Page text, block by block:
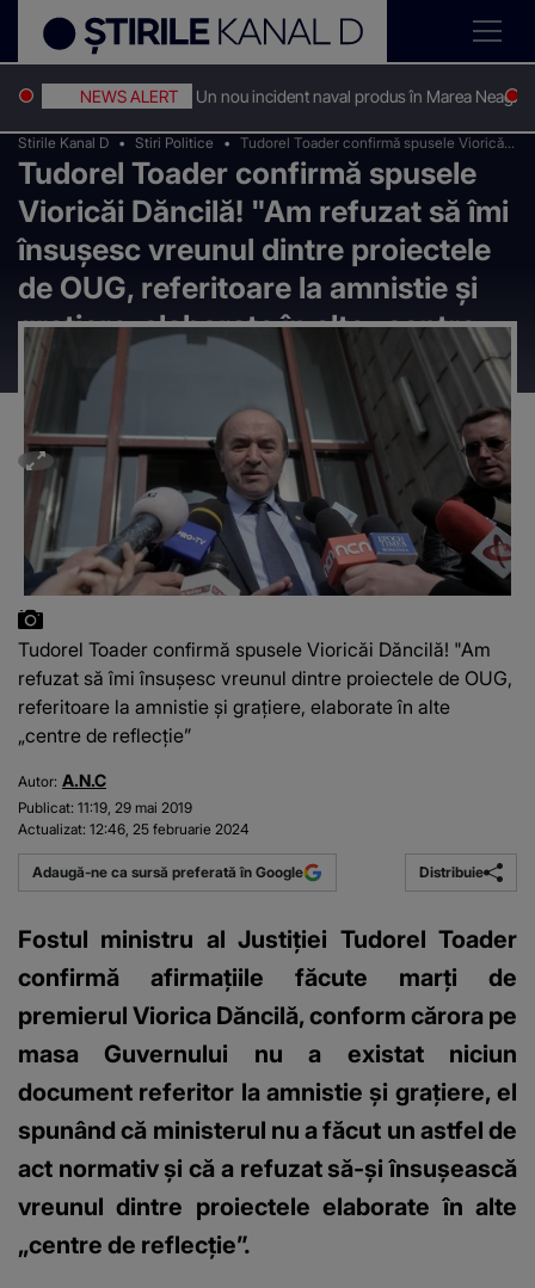
NEWS ALERT Un nou incident naval produs în Marea Neagră
Stirile Kanal D Stiri Politice
Tudorel Toader confirmă spusele Vioricăi
Dăncilă! "Am refuzat să îmi însuşesc
vreunul dintre proiectele de OUG,
referitoare la amnistie şi graţiere, elaborate
în alte „centre de reflecţie”
Tudorel Toader confirmă spusele
Vioricăi Dăncilă! "Am refuzat să îmi
însuşesc vreunul dintre proiectele
de OUG, referitoare la amnistie şi
graţiere, elaborate în alte „centre
de reflecţie”
Tudorel Toader confirmă spusele Vioricăi Dăncilă! "Am
refuzat să îmi însuşesc vreunul dintre proiectele de OUG,
referitoare la amnistie şi graţiere, elaborate în alte
„centre de reflecţie”
Autor: A.N.C
Publicat: 11:19, 29 mai 2019
Actualizat: 12:46, 25 februarie 2024
Adaugă-ne ca sursă preferată în Google Distribuie
Fostul ministru al Justiţiei Tudorel Toader
confirmă afirmaţiile făcute marţi de
premierul Viorica Dăncilă, conform cărora pe
masa Guvernului nu a existat niciun
document referitor la amnistie şi graţiere, el
spunând că ministerul nu a făcut un astfel de
act normativ şi că a refuzat să-şi însuşească
vreunul dintre proiectele elaborate în alte
„centre de reflecţie”.